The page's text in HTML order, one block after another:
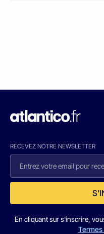
RECEVEZ NOTRE NEWSLETTER
En cliquant sur s'inscrire,